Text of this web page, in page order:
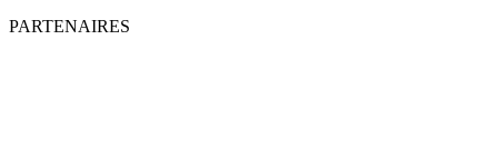
PARTENAIRES